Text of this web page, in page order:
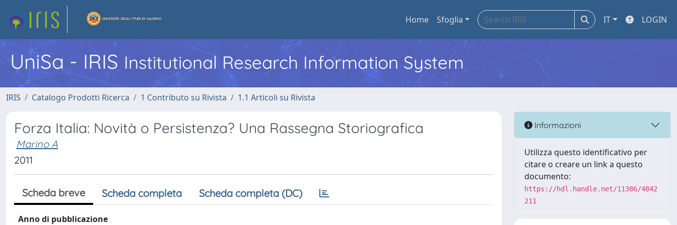
Home Sfoglia IT LOGIN
UniSa - IRIS Institutional Research Information System
IRIS Catalogo Prodotti Ricerca 1 Contributo su Rivista 1.1 Articoli su Rivista
Forza Italia: Novità o Persistenza? Una Rassegna Storiografica
Marino A
2011
Scheda breve Scheda completa Scheda completa (DC)
Anno di pubblicazione
Informazioni
Utilizza questo identificativo per
citare o creare un link a questo
documento:
https://hdl.handle.net/11386/4842
211